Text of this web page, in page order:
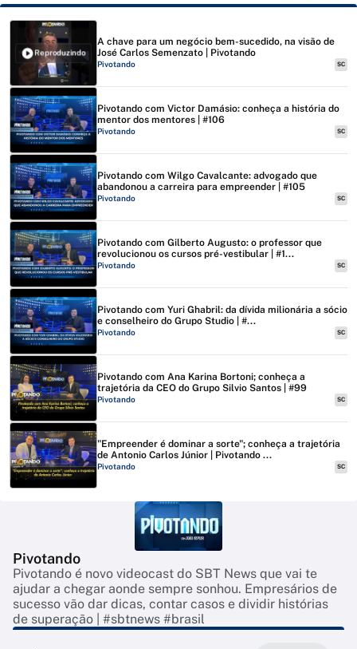
Reproduzindo
A chave para um negócio bem-sucedido, na visão de
José Carlos Semenzato | Pivotando
Pivotando SC
Pivotando com Victor Damásio: conheça a história do
mentor dos mentores | #106
Pivotando SC
Pivotando com Wilgo Cavalcante: advogado que
abandonou a carreira para empreender | #105
Pivotando SC
Pivotando com Gilberto Augusto: o professor que
revolucionou os cursos pré-vestibular | #1...
Pivotando SC
Pivotando com Yuri Ghabril: da dívida milionária a sócio
e conselheiro do Grupo Studio | #...
Pivotando SC
Pivotando com Ana Karina Bortoni; conheça a
trajetória da CEO do Grupo Silvio Santos | #99
Pivotando SC
"Empreender é dominar a sorte"; conheça a trajetória
de Antonio Carlos Júnior | Pivotando ...
Pivotando SC
Pivotando
Pivotando é novo videocast do SBT News que vai te
ajudar a chegar aonde sempre sonhou. Empresários de
sucesso vão dar dicas, contar casos e dividir histórias
de superação | #sbtnews #brasil